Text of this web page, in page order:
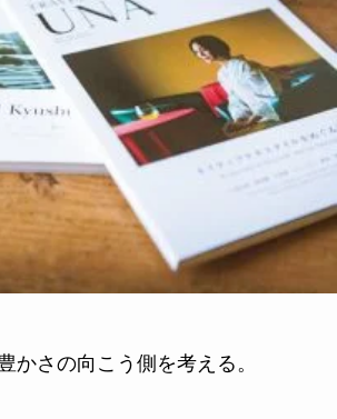
さの向こう側を考える。